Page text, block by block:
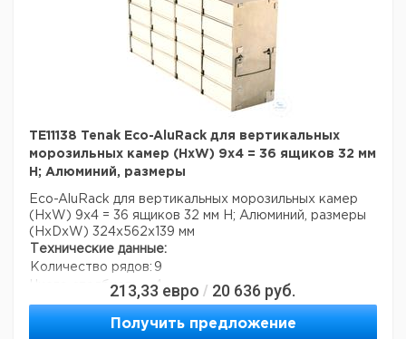
TE11138 Tenak Eco-AluRack для вертикальных
морозильных камер (HxW) 9x4 = 36 ящиков 32 мм
H; Алюминий, размеры
Eco-AluRack для вертикальных морозильных камер
(HxW) 9x4 = 36 ящиков 32 мм H; Алюминий, размеры
(HxDxW) 324x562x139 мм
Технические данные:
Количество рядов: 9
Число столбцов:
4
Материал:
алюминий
1,5 кг
213,33 евро / 20 636 руб.
Получить предложение